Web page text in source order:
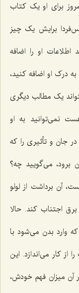
برای او یک کتاب
برایش یک چیز
او را اضافه
درک او اضافه کنید،
یک مطالب دیگری
نمی‌توانید به او
جان و تأثیری را که
برود، می‌گویید چه؟
آن برداشت از لولو
اجتناب کند. حالا
وارد بدن می‌شود با
کار می‌اندازد. این
آن میزان فهم خودش،